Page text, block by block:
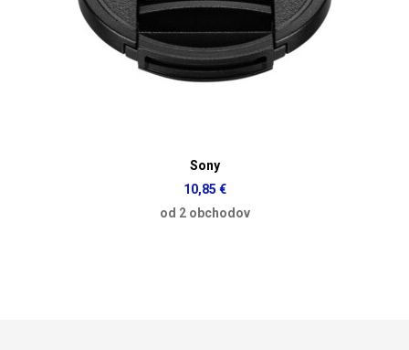
Sony
10,85 €
od 2 obchodov